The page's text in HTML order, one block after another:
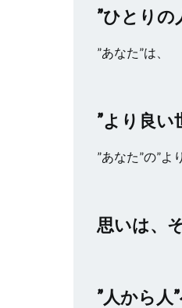
”ひとりの
”あなた”は、
”より良い
”あなた”の”よ
思いは、
”人から人